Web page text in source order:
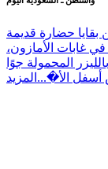
غابات الأمازون
واشنطن ـ السعودية اليوم
حضارة قديمة
غابات الأمازون،